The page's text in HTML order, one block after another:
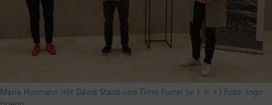
Maria Husmann mit David Staub und Timo Furrer (v. l. n. r.) Foto: Ingo